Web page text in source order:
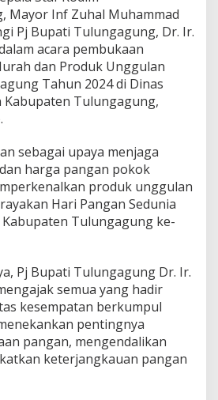
k
a
a
n
G
e
r
a
n
P
a
n
g
a
r
a
h
2
2
4
Mayor Inf Zuhal Muhammad
Pj Bupati Tulungagung, Dr. Ir.
acara pembukaan
dan Produk Unggulan
Tahun 2024 di Dinas
Kabupaten Tulungagung,
sebagai upaya menjaga
harga pangan pokok
produk unggulan
Hari Pangan Sedunia
Kabupaten Tulungagung ke-
Pj Bupati Tulungagung Dr. Ir.
semua yang hadir
kesempatan berkumpul
pentingnya
pangan, mengendalikan
keterjangkauan pangan